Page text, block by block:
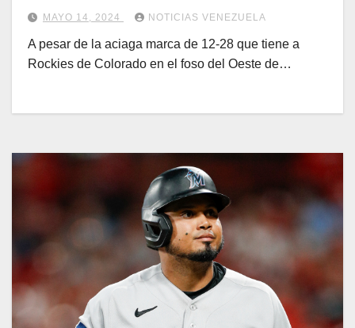
MAYO 14, 2024 NOTICIAS VENEZUELA
A pesar de la aciaga marca de 12-28 que tiene a
Rockies de Colorado en el foso del Oeste de…